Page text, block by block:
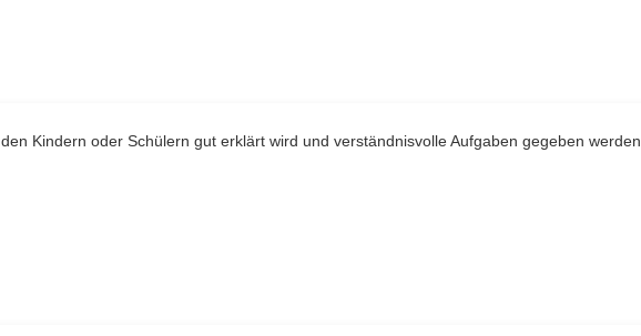
Kindern oder Schülern gut erklärt wird und verständnisvolle Aufgaben gegeben werden.